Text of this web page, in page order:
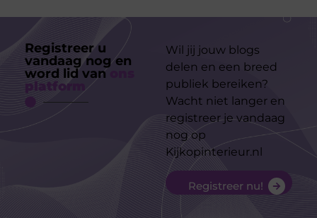
Registreer u
vandaag nog en
word lid van
platform
Wil jij jouw blogs
delen en een breed
publiek bereiken?
Wacht niet langer en
registreer je vandaag
nog op
Kijkopinterieur.nl
Registreer nu!